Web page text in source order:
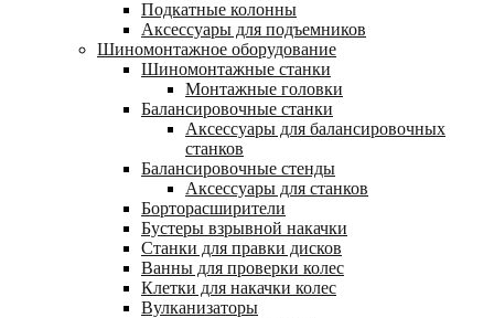
Подкатные колонны
Аксессуары для подъемников
Шиномонтажное оборудование
Шиномонтажные станки
Монтажные головки
Балансировочные станки
Аксессуары для балансировочных
станков
Балансировочные стенды
Аксессуары для станков
Борторасширители
Бустеры взрывной накачки
Станки для правки дисков
Ванны для проверки колес
Клетки для накачки колес
Вулканизаторы